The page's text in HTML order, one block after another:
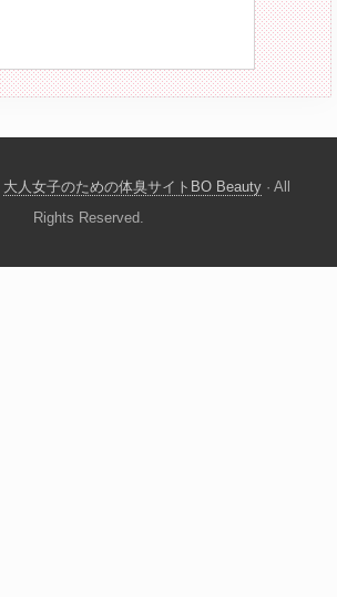
大人女子のための体臭サイトBO Beauty · All
Rights Reserved.